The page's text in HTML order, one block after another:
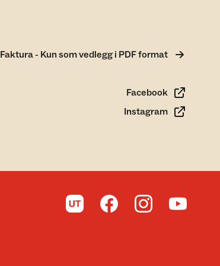
Faktura - Kun som vedlegg i PDF format
Facebook
Instagram
Til UT.no Til DNT på Facebook
Til DNT på Instagram
Til DNT på